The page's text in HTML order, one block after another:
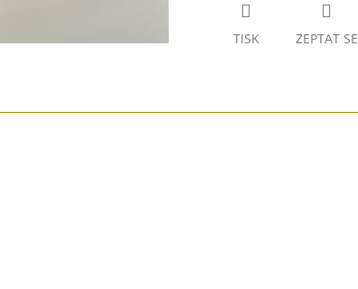
TISK ZEPTAT SE